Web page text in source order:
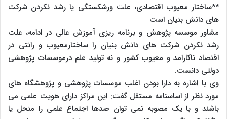
**ساختار معیوب اقتصادی، علت ورشکستگی یا رشد نکردن شرکت
های دانش بنیان است
مشاور موسسه پژوهش و برنامه ریزی آموزش عالی در ادامه، علت
رشد نکردن شرکت های دانش بنیان را ساختارمعیوب و رانتی در
اقتصاد ناکارامد و معیوب کشور و نه تولید علم درموسسات پژوهشی
دولتی دانست.
وی با اشاره به دارا بودن اغلب موسسات پژوهشی و پژوهشگاه های
مورد نظر از اساسنامه مستقل گفت: این مراکز دارای هویت علمی می
باشند و با یک مصوبه نمی توان صدها اجتماع علمی را منحل یا